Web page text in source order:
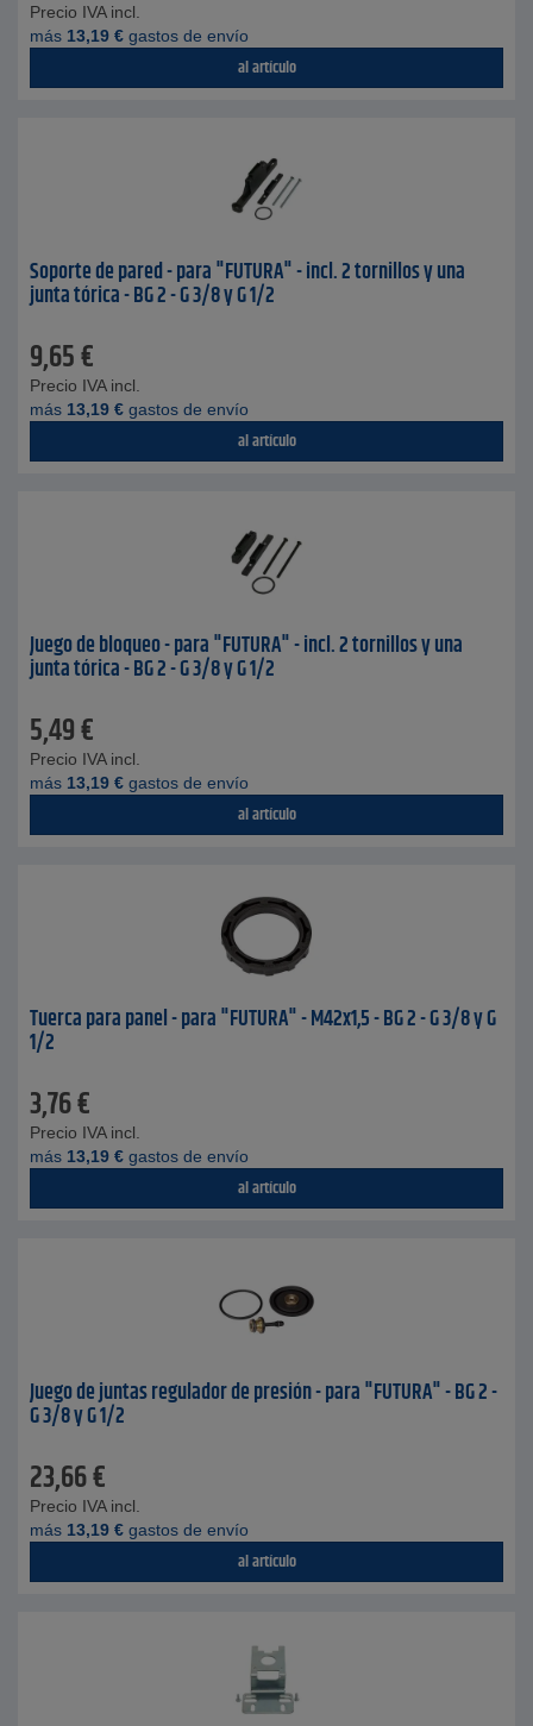
Precio IVA incl.
más 13,19 € gastos de envío
al artículo
Soporte de pared - para "FUTURA" - incl. 2 tornillos y una
junta tórica - BG 2 - G 3/8 y G 1/2
9,65€
Precio IVA incl.
más 13,19 € gastos de envío
al artículo
Juego de bloqueo - para "FUTURA" - incl. 2 tornillos y una
junta tórica - BG 2 - G 3/8 y G 1/2
5,49€
Precio IVA incl.
más 13,19 € gastos de envío
al artículo
Tuerca para panel - para "FUTURA" - M42x1,5 - BG 2 - G 3/8 y G
1/2
3,76€
Precio IVA incl.
más 13,19 € gastos de envío
al artículo
Juego de juntas regulador de presión - para "FUTURA" - BG 2 -
G 3/8 y G 1/2
23,66€
Precio IVA incl.
más 13,19 € gastos de envío
al artículo